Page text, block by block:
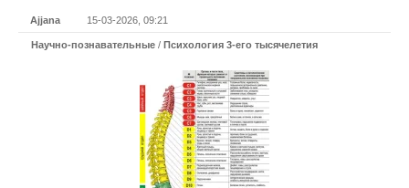
Ajjana 15-03-2026, 09:21
Научно-познавательные / Психология 3-его тысячелетия